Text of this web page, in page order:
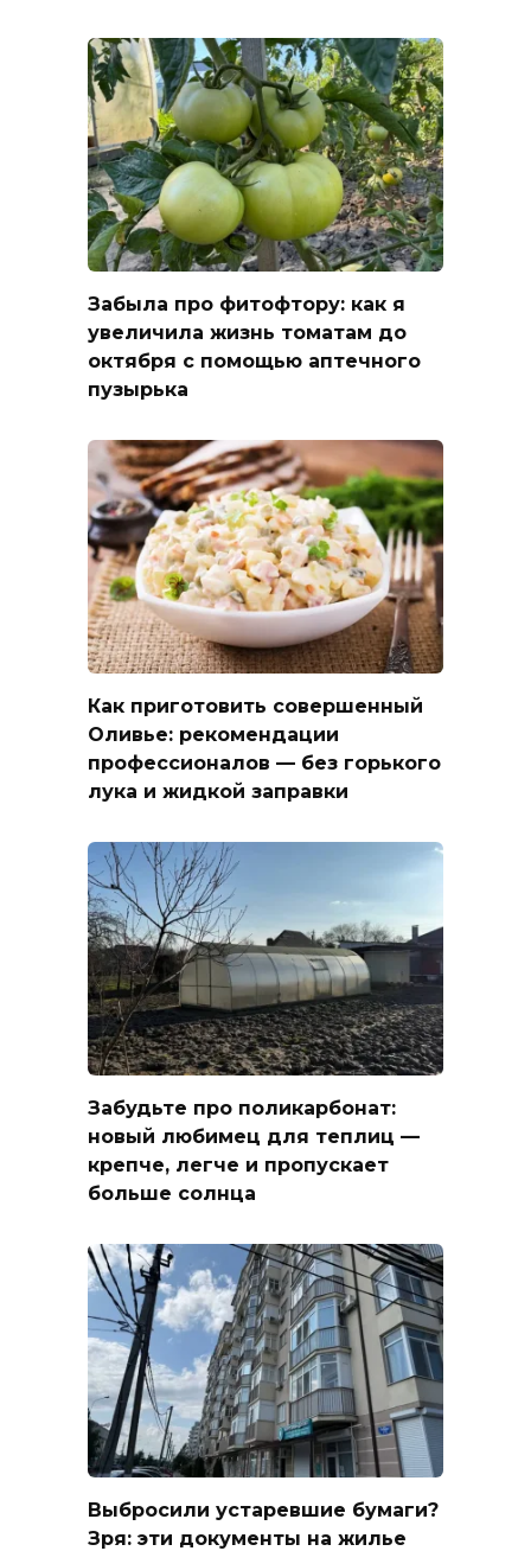
Забыла про фитофтору: как я
увеличила жизнь томатам до
октября с помощью аптечного
пузырька
Как приготовить совершенный
Оливье: рекомендации
профессионалов — без горького
лука и жидкой заправки
Забудьте про поликарбонат:
новый любимец для теплиц —
крепче, легче и пропускает
больше солнца
Выбросили устаревшие бумаги?
Зря: эти документы на жилье